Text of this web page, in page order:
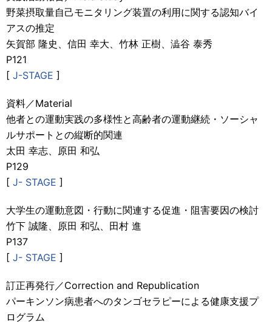
野菜摂取量自己モニタリング装置の利用に関する認知バイ
アスの推定
矢賀部 隆史、信田 幸大、竹林 正樹、澁谷 泰秀
P121
[ J-STAGE ]
資料／Material
他者との運動実践の多様性と高齢者の運動継続・ソーシャ
ルサポートとの縦断的関連
太田 幸志、原田 和弘
P129
[ J- STAGE ]
大学生の運動意図・行動に関連する促進・阻害要因の検討
竹下 誠隆、原田 和弘、田村 進
P137
[ J- STAGE ]
訂正再発行／Correction and Republication
パーキンソン病患者へのタンゴセラピーによる健康支援プ
ログラム